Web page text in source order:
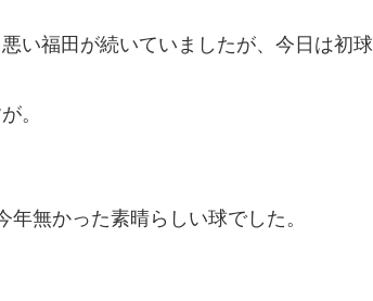
い福田が続いていましたが、今日は初球
。
無かった素晴らしい球でした。